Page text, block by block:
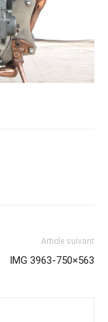
Article suivant
IMG 3963-750×563